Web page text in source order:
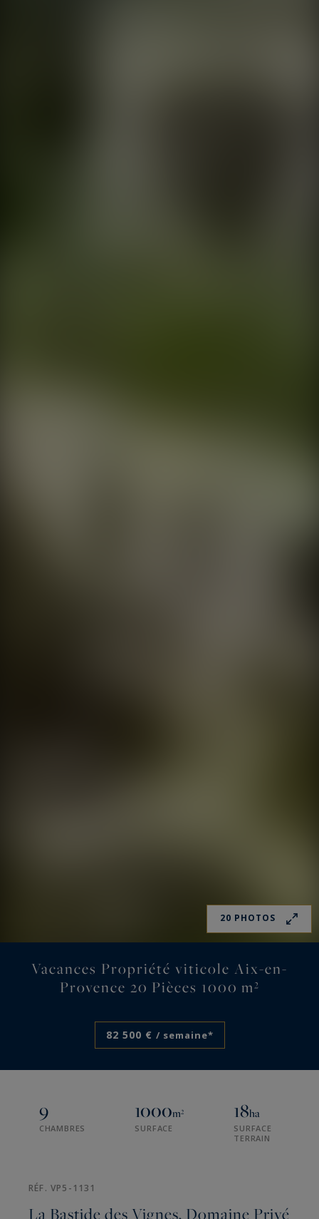
20 PHOTOS
Vacances Propriété viticole Aix-en-
Provence 20 Pièces 1000 m²
82 500 € / semaine*
9
CHAMBRES
1000m²
SURFACE
18ha
SURFACE
TERRAIN
RÉF. VP5-1131
La Bastide des Vignes, Domaine Privé